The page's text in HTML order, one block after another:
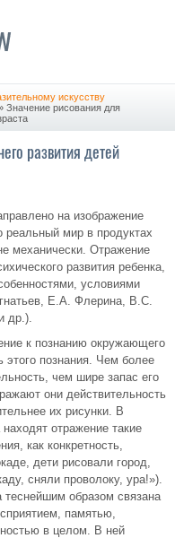
искусству
Значение рисования для
развития детей
на изображение
мир в продуктах
механически. Отражение
развития ребенка,
условиями
Е.А. Флерина, В.С.
др.).
к познанию окружающего
этого познания. Чем более
чем шире запас его
они действительность
их рисунки. В
отражение такие
как конкретность,
дети рисовали город,
сняли проволоку, ура!»).
теснейшим образом связана
памятью,
в целом. В ней